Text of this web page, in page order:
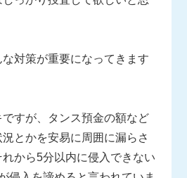
対策が重要になってきます
すが、タンス預金の額など
とかを安易に周囲に漏らさ
から5分以内に侵入できない